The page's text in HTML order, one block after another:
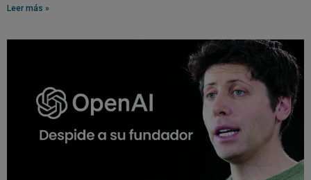
Leer más »